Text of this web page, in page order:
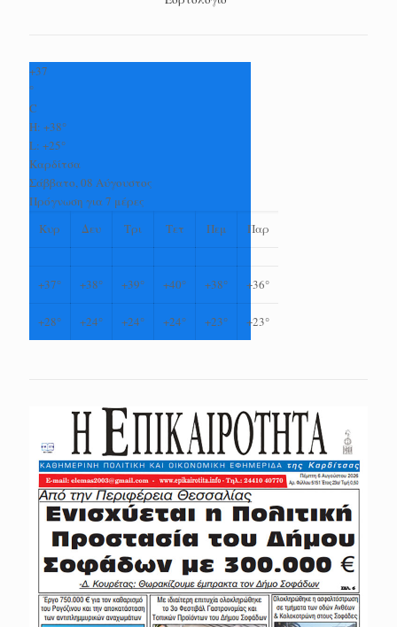
+37
°
C
H: +38°
L: +25°
Καρδίτσα
Σάββατο, 08 Αύγουστος
Πρόγνωση για 7 μέρες
Κυρ
Δευ Τρι Τετ Πεμ Παρ
+37° +38° +39° +40° +38° +36°
+28° +24° +24° +24° +23° +23°